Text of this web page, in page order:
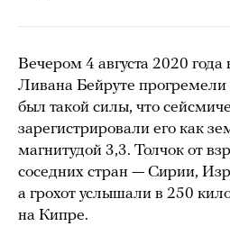
Вечером 4 августа 2020 года
Ливана Бейруте
был такой силы, что
зарегистрировали его как
магнитудой 3,3. Толчок от
соседних стран — Сирии,
а грохот услышали в 250
на Кипре.